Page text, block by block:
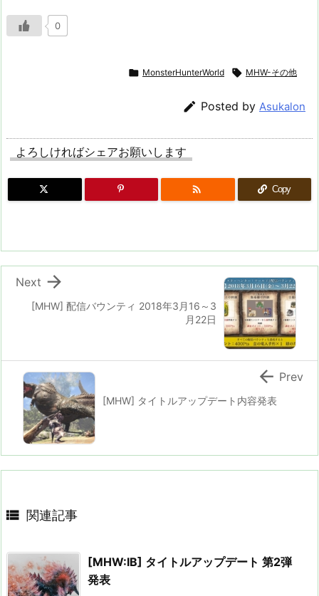
0
 MonsterHunterWorld  MHW-その他
 Posted by Asukalon
よろしければシェアお願いします
 Copy
[MHW] 配信バウンティ 2018年3月16～3
月22日

Next
[MHW] タイトルアップデート内容発表
 Prev
 関連記事
[MHW:IB] タイトルアップデート 第2弾
発表